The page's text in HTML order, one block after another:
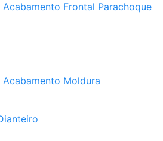
Acabamento Frontal Parachoque
Acabamento Moldura